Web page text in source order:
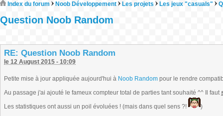
Index du forum Noob Développement Les projets Les jeux "casuals"
Question Noob Random
RE: Question Noob Random
le 12 August 2015 - 10:09
Petite mise à jour appliquée aujourd'hui à Noob Random pour le rendre
Au passage j'ai ajouté le fameux compteur total de parties tant souhaité ^^ Il faut
Les statistiques ont aussi un poil évoluées ! (mais dans quel sens ?!
)